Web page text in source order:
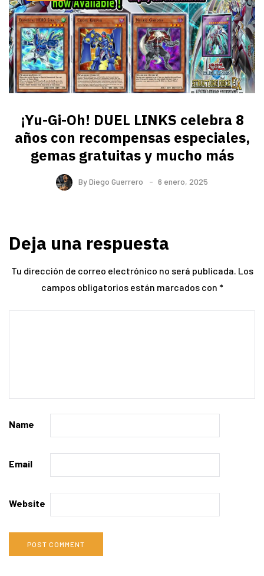
¡Yu-Gi-Oh! DUEL LINKS celebra 8
años con recompensas especiales,
gemas gratuitas y mucho más
ByDiego Guerrero 6 enero, 2025
Deja una respuesta
Tu dirección de correo electrónico no será publicada. Los
campos obligatorios están marcados con *
Name
Email
Website